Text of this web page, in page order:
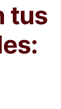
tus